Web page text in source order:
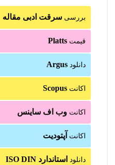
بررسی سرقت ادبی مقاله
قیمت Platts
دانلود Argus
اکانت Scopus
اکانت وب اف ساینس
اکانت آپتودیت
دانلود استاندارد ISO DIN